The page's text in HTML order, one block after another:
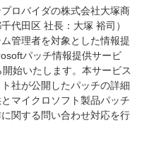
ロバイダの株式会社大塚商
代田区 社長：大塚 裕司）
管理者を対象とした情報提
パッチ情報提供サービ
始いたします。本サービス
社が公開したパッチの詳細
マイクロソフト製品パッチ
関する問い合わせ対応を行